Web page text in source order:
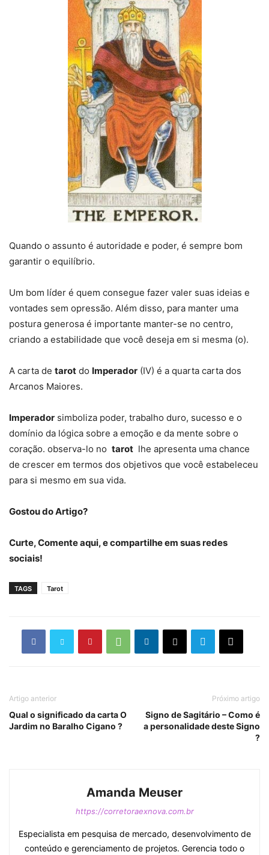
Quando o assunto é autoridade e poder, é sempre bom
garantir o equilíbrio.
Um bom líder é quem consegue fazer valer suas ideias e
vontades sem opressão. Além disso, para manter uma
postura generosa é importante manter-se no centro,
criando a estabilidade que você deseja em si mesma (o).
A carta de tarot do Imperador (IV) é a quarta carta dos
Arcanos Maiores.
Imperador simboliza poder, trabalho duro, sucesso e o
domínio da lógica sobre a emoção e da mente sobre o
coração. observa-lo no tarot lhe apresenta uma chance
de crescer em termos dos objetivos que você estabeleceu
para si mesmo em sua vida.
Gostou do Artigo?
Curte, Comente aqui, e compartilhe em suas redes
sociais!
TAGS Tarot
Artigo anterior
Qual o significado da carta O
Jardim no Baralho Cigano ?
Próximo artigo
Signo de Sagitário – Como é
a personalidade deste Signo
?
Amanda Meuser
https://corretoraexnova.com.br
Especialista em pesquisa de mercado, desenvolvimento de
conteúdo e gerenciamento de projetos. Gerencia todo o